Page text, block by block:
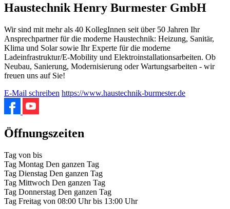
Haustechnik Henry Burmester GmbH
Wir sind mit mehr als 40 KollegInnen seit über 50 Jahren Ihr
Ansprechpartner für die moderne Haustechnik: Heizung, Sanitär,
Klima und Solar sowie Ihr Experte für die moderne
Ladeinfrastruktur/E-Mobility und Elektroinstallationsarbeiten. Ob
Neubau, Sanierung, Modernisierung oder Wartungsarbeiten - wir
freuen uns auf Sie!
E-Mail schreiben https://www.haustechnik-burmester.de
Öffnungszeiten
Tag von bis
Tag Montag Den ganzen Tag
Tag Dienstag Den ganzen Tag
Tag Mittwoch Den ganzen Tag
Tag Donnerstag Den ganzen Tag
Tag Freitag von 08:00 Uhr bis 13:00 Uhr